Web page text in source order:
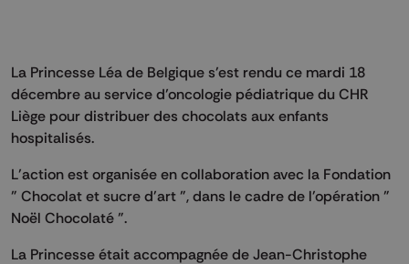
La Princesse Léa de Belgique s'est rendu ce mardi 18
décembre au service d’oncologie pédiatrique du CHR
Liège pour distribuer des chocolats aux enfants
hospitalisés.
L’action est organisée en collaboration avec la Fondation
" Chocolat et sucre d'art ", dans le cadre de l'opération "
Noël Chocolaté ".
La Princesse était accompagnée de Jean-Christophe